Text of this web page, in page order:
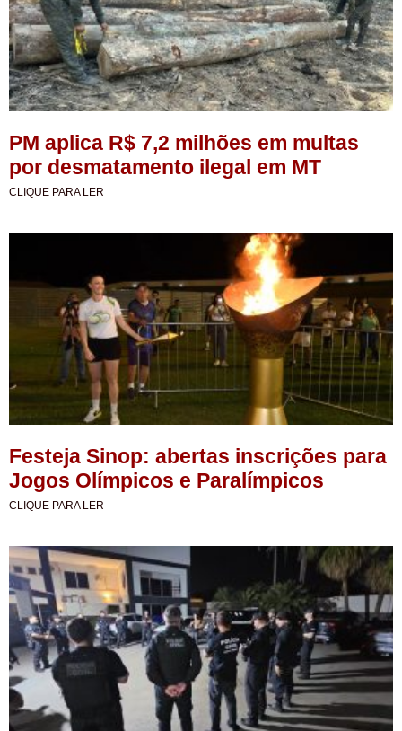
PM aplica R$ 7,2 milhões em multas
por desmatamento ilegal em MT
CLIQUE PARA LER
Festeja Sinop: abertas inscrições para
Jogos Olímpicos e Paralímpicos
CLIQUE PARA LER